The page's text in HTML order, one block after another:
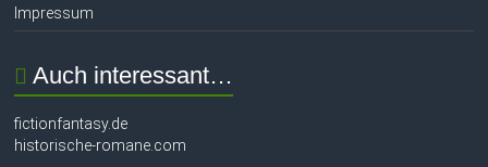
Impressum
Auch interessant…
fictionfantasy.de
historische-romane.com